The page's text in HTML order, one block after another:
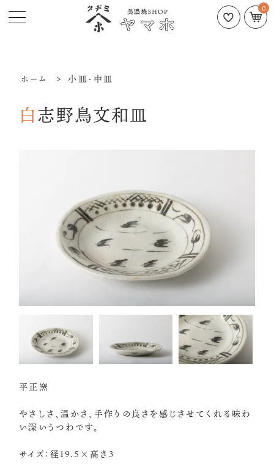
0
ホーム > 小皿・中皿
白志野鳥文和皿
平正窯
やさしさ、温かさ、手作りの良さを感じさせてくれる味わ
い深いうつわです。
サイズ：径19.5×高さ3